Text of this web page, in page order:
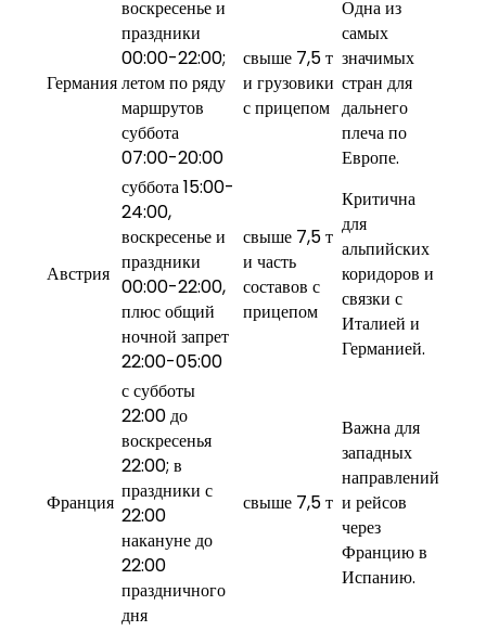
Германия
воскресенье и
праздники
00:00-22:00;
летом по ряду
маршрутов
суббота
07:00-20:00
свыше 7,5 т
и грузовики
с прицепом
Одна из
самых
значимых
стран для
дальнего
плеча по
Европе.
Австрия
суббота 15:00-
24:00,
воскресенье и
праздники
00:00-22:00,
плюс общий
ночной запрет
22:00-05:00
свыше 7,5 т
и часть
составов с
прицепом
Критична
для
альпийских
коридоров и
связки с
Италией и
Германией.
Франция
с субботы
22:00 до
воскресенья
22:00; в
праздники с
22:00
накануне до
22:00
праздничного
дня
свыше 7,5 т
Важна для
западных
направлений
и рейсов
через
Францию в
Испанию.